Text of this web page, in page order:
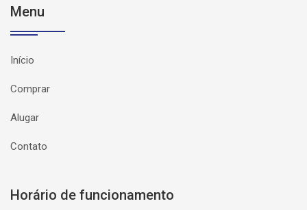
Menu
Início
Comprar
Alugar
Contato
Horário de funcionamento